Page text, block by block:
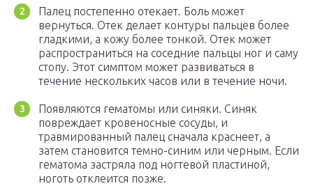
Палец постепенно отекает. Боль может
вернуться. Отек делает контуры пальцев более
гладкими, а кожу более тонкой. Отек может
распространиться на соседние пальцы ног и саму
стопу. Этот симптом может развиваться в
течение нескольких часов или в течение ночи.
Появляются гематомы или синяки. Синяк
повреждает кровеносные сосуды, и
травмированный палец сначала краснеет, а
затем становится темно-синим или черным. Если
гематома застряла под ногтевой пластиной,
ноготь отклеится позже.